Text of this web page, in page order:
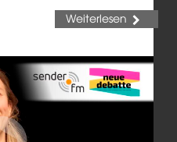
Weiterlesen